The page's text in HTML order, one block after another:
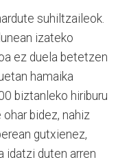
suhiltzaileok.
izateko
ez duela betetzen
hamaika
biztanleko hiriburu
bidez, nahiz
gutxienez,
idatzi duten arren